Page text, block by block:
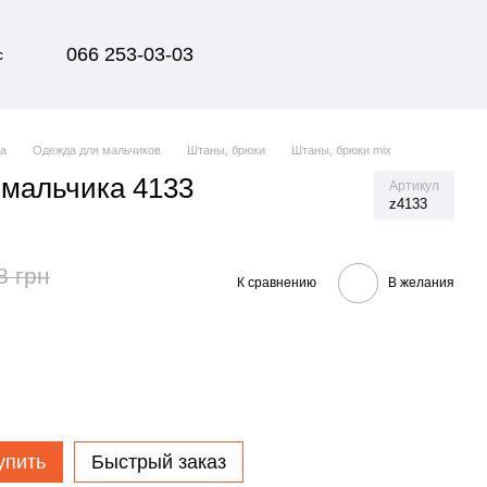
066 253-03-03
Одежда для мальчиков Штаны, брюки Штаны, брюки mix
4133 Артикул
z4133
грн К сравнению В желания
Быстрый заказ